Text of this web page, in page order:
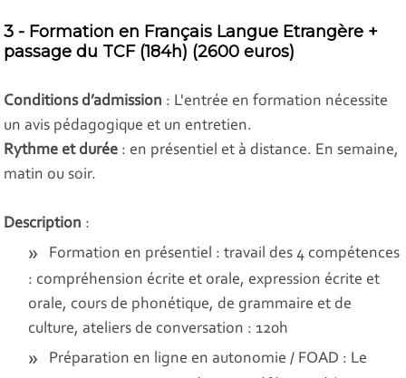
3 - Formation en Français Langue Etrangère +
passage du TCF (184h) (2600 euros)
Conditions d’admission : L'entrée en formation nécessite
un avis pédagogique et un entretien.
Rythme et durée : en présentiel et à distance. En semaine,
matin ou soir.
Description :
Formation en présentiel : travail des 4 compétences
: compréhension écrite et orale, expression écrite et
orale, cours de phonétique, de grammaire et de
culture, ateliers de conversation : 120h
Préparation en ligne en autonomie / FOAD : Le